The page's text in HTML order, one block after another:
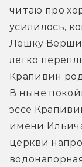
читаю про
усилилось,
Лёшку
легко
Крапивин
В ныне
эссе
имени
церкви